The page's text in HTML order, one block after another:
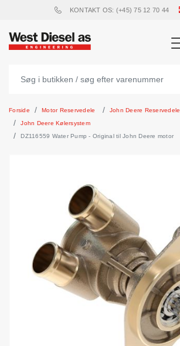
KONTAKT OS: (+45) 75 12 70 44
Forside Motor Reservedele
John Deere Reservedele
John Deere Kølersystem
DZ116559 Water Pump - Original til John Deere motor